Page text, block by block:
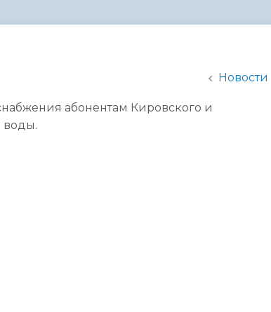
Новости
абонентам Кировского и
воды.